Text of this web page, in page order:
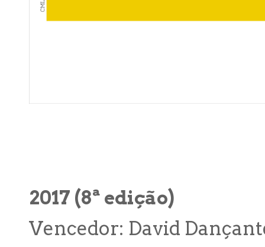
2017 (8ª edição)
Vencedor: David